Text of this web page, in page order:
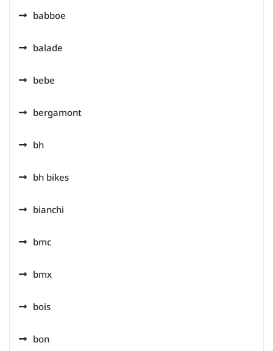
babboe
balade
bebe
bergamont
bh
bh bikes
bianchi
bmc
bmx
bois
bon